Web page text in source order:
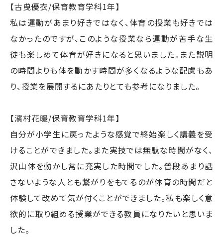
【古曵優衣/保育教育学科1年】
私は運動があまり好きではなく、体育の授業も好きでは
なかったのですが、このような授業なら運動が苦手な生
徒も楽しめて体育が好きになると思いました。また説明
の時間よりも体を動かす時間が多くなるような配慮もあ
り、授業を展開するにあたりとても参考になりました。
【濱村花暖/保育教育学科1年】
自分が小学生に戻ったような感覚で終始楽しく講義を受
けることができました。また実技では無駄な時間がなく、
沢山体を動かし常に充実した時間でした。普段あまり話
さないような人とも繋がりをもてるのが体育の時間だと
体験して改めて気が付くことができました。私も楽しく意
欲的に取り組める授業ができる教員になりたいと思いま
した。